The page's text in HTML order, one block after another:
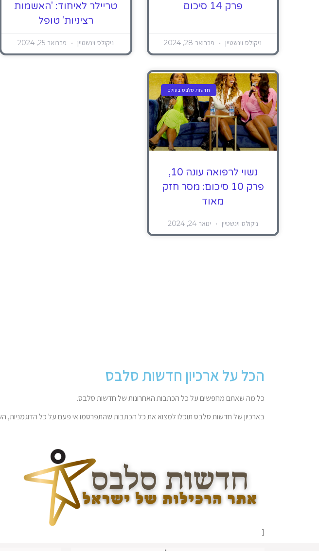
פרק 14 סיכום
ניקולס וינשטיין פברואר 28, 2024
טריילר לאיחוד: 'האשמות
רציניות' טופל
ניקולס וינשטיין פברואר 25, 2024
חדשות סלבס בעולם
נשוי לרפואה עונה 10,
פרק 10 סיכום: מסר חזק
מאוד
ניקולס וינשטיין ינואר 24, 2024
הכל על ארכיון חדשות סלבס
כל מה שאתם מחפשים על כל הכתבות האחרונות של חדשות סלבס.
בארכיון של חדשות סלבס תוכלו למצוא את כל הכתבות שהתפרסמו אי פעם על כל הדוגמניות,
[